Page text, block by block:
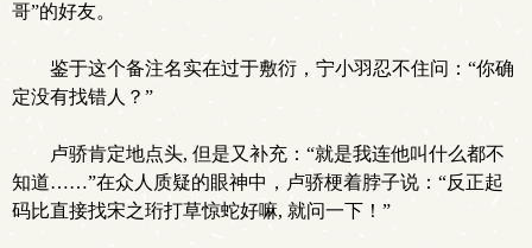
哥”的好友。
鉴于这个备注名实在过于敷衍，宁小羽忍不住问：“你确
定没有找错人？”
卢骄肯定地点头, 但是又补充：“就是我连他叫什么都不
知道……”在众人质疑的眼神中，卢骄梗着脖子说：“反正起
码比直接找宋之珩打草惊蛇好嘛, 就问一下！”